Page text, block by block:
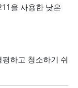
을 사용한 낮은
하고 청소하기 쉬